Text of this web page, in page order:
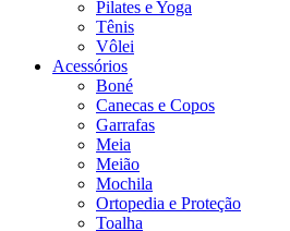
Pilates e Yoga
Tênis
Vôlei
Acessórios
Boné
Canecas e Copos
Garrafas
Meia
Meião
Mochila
Ortopedia e Proteção
Toalha